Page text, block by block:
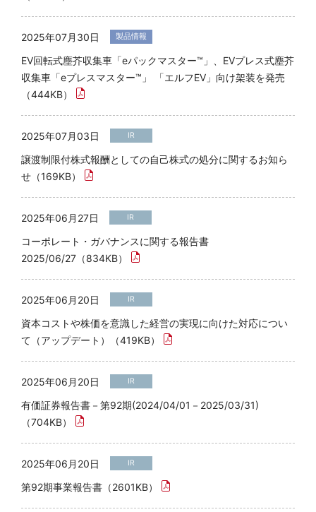
2025年07月30日 製品情報
EV回転式塵芥収集車「eパックマスター™」、EVプレス式塵芥
収集車「eプレスマスター™」 「エルフEV」向け架装を発売
（444KB）
2025年07月03日 IR
譲渡制限付株式報酬としての自己株式の処分に関するお知ら
せ（169KB）
2025年06月27日 IR
コーポレート・ガバナンスに関する報告書
2025/06/27（834KB）
2025年06月20日 IR
資本コストや株価を意識した経営の実現に向けた対応につい
て（アップデート）（419KB）
2025年06月20日 IR
有価証券報告書－第92期(2024/04/01－2025/03/31)
（704KB）
2025年06月20日 IR
第92期事業報告書（2601KB）